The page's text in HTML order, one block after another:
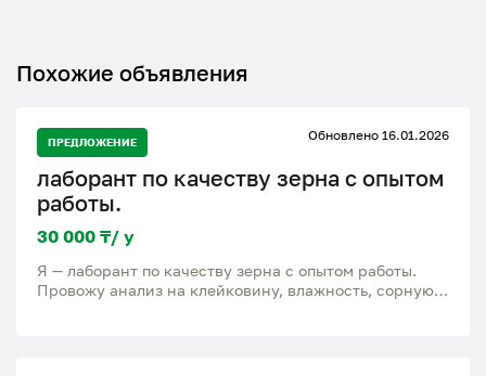
Похожие объявления
ПРЕДЛОЖЕНИЕ Обновлено 16.01.2026
лаборант по качеству зерна с опытом
работы.
30 000 ₸/ у
Я — лаборант по качеству зерна с опытом работы.
Провожу анализ на клейковину, влажность, сорную